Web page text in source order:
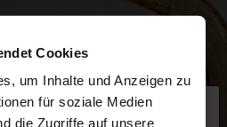
Cookies
um Inhalte und Anzeigen zu
für soziale Medien
die Zugriffe auf unsere